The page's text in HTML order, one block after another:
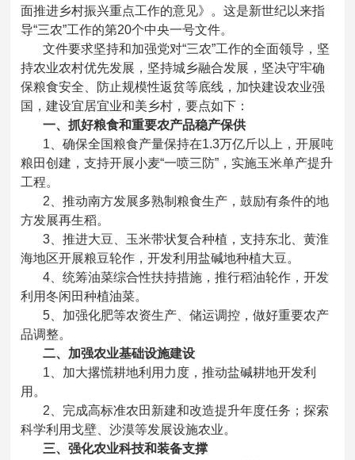
面推进乡村振兴重点工作的意见》。这是新世纪以来指
导“三农”工作的第20个中央一号文件。
文件要求坚持和加强党对“三农”工作的全面领导，坚
持农业农村优先发展，坚持城乡融合发展，坚决守牢确
保粮食安全、防止规模性返贫等底线，加快建设农业强
国，建设宜居宜业和美乡村，要点如下：
一、抓好粮食和重要农产品稳产保供
1、确保全国粮食产量保持在1.3万亿斤以上，开展吨
粮田创建，支持开展小麦“一喷三防”，实施玉米单产提升
工程。
2、推动南方发展多熟制粮食生产，鼓励有条件的地
方发展再生稻。
3、推进大豆、玉米带状复合种植，支持东北、黄淮
海地区开展粮豆轮作，开发利用盐碱地种植大豆。
4、统筹油菜综合性扶持措施，推行稻油轮作，开发
利用冬闲田种植油菜。
5、加强化肥等农资生产、储运调控，做好重要农产
品调整。
二、加强农业基础设施建设
1、加大撂慌耕地利用力度，推动盐碱耕地开发利
用。
2、完成高标准农田新建和改造提升年度任务；探索
科学利用戈壁、沙漠等发展设施农业。
三、强化农业科技和装备支撑